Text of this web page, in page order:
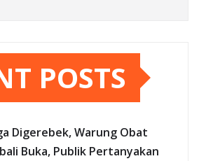
POSTS
Digerebek, Warung Obat
Buka, Publik Pertanyakan